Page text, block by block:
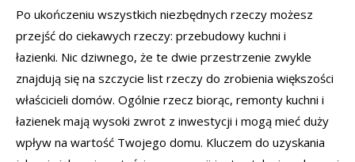
Po ukończeniu wszystkich niezbędnych rzeczy możesz
przejść do ciekawych rzeczy: przebudowy kuchni i
łazienki. Nic dziwnego, że te dwie przestrzenie zwykle
znajdują się na szczycie list rzeczy do zrobienia większości
właścicieli domów. Ogólnie rzecz biorąc, remonty kuchni i
łazienek mają wysoki zwrot z inwestycji i mogą mieć duży
wpływ na wartość Twojego domu. Kluczem do uzyskania